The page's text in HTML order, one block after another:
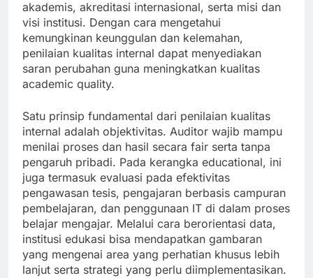
akademis, akreditasi internasional, serta misi dan
visi institusi. Dengan cara mengetahui
kemungkinan keunggulan dan kelemahan,
penilaian kualitas internal dapat menyediakan
saran perubahan guna meningkatkan kualitas
academic quality.
Satu prinsip fundamental dari penilaian kualitas
internal adalah objektivitas. Auditor wajib mampu
menilai proses dan hasil secara fair serta tanpa
pengaruh pribadi. Pada kerangka educational, ini
juga termasuk evaluasi pada efektivitas
pengawasan tesis, pengajaran berbasis campuran
pembelajaran, dan penggunaan IT di dalam proses
belajar mengajar. Melalui cara berorientasi data,
institusi edukasi bisa mendapatkan gambaran
yang mengenai area yang perhatian khusus lebih
lanjut serta strategi yang perlu diimplementasikan.